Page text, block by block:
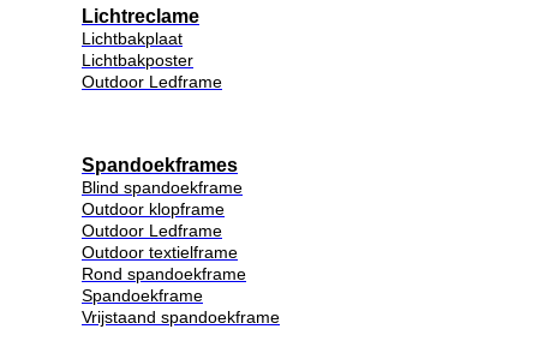
Lichtreclame
Lichtbakplaat
Lichtbakposter
Outdoor Ledframe
Spandoekframes
Blind spandoekframe
Outdoor klopframe
Outdoor Ledframe
Outdoor textielframe
Rond spandoekframe
Spandoekframe
Vrijstaand spandoekframe